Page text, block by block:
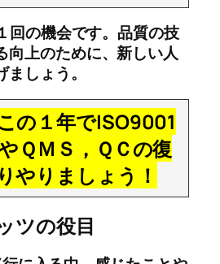
回の機会です。品質の技
向上のために、新しい人
しょう。
の１年でISO9001
ＱＭＳ，ＱＣの復
やりましょう！
ツの役目